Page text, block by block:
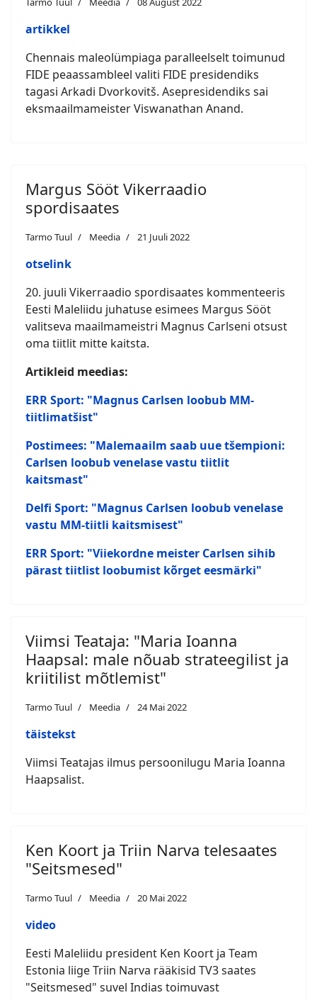
artikkel
Chennais maleolümpiaga paralleelselt toimunud
FIDE peaassambleel valiti FIDE presidendiks
tagasi Arkadi Dvorkovitš. Asepresidendiks sai
eksmaailmameister Viswanathan Anand.
Margus Sööt Vikerraadio
spordisaates
Tarmo Tuul Meedia 21 Juuli 2022
otselink
20. juuli Vikerraadio spordisaates kommenteeris
Eesti Maleliidu juhatuse esimees Margus Sööt
valitseva maailmameistri Magnus Carlseni otsust
oma tiitlit mitte kaitsta.
Artikleid meedias:
ERR Sport: "Magnus Carlsen loobub MM-
tiitlimatšist"
Postimees: "Malemaailm saab uue tšempioni:
Carlsen loobub venelase vastu tiitlit
kaitsmast"
Delfi Sport: "Magnus Carlsen loobub venelase
vastu MM-tiitli kaitsmisest"
ERR Sport: "Viiekordne meister Carlsen sihib
pärast tiitlist loobumist kõrget eesmärki"
Viimsi Teataja: "Maria Ioanna
Haapsal: male nõuab strateegilist ja
kriitilist mõtlemist"
Tarmo Tuul Meedia 24 Mai 2022
täistekst
Viimsi Teatajas ilmus persoonilugu Maria Ioanna
Haapsalist.
Ken Koort ja Triin Narva telesaates
"Seitsmesed"
Tarmo Tuul Meedia 20 Mai 2022
video
Eesti Maleliidu president Ken Koort ja Team
Estonia liige Triin Narva rääkisid TV3 saates
"Seitsmesed" suvel Indias toimuvast